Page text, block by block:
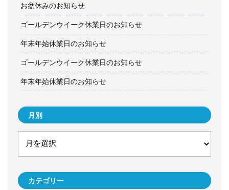
お盆休みのお知らせ
ゴールデンウイーク休業日のお知らせ
年末年始休業日のお知らせ
ゴールデンウイーク休業日のお知らせ
年末年始休業日のお知らせ
月別
カテゴリー